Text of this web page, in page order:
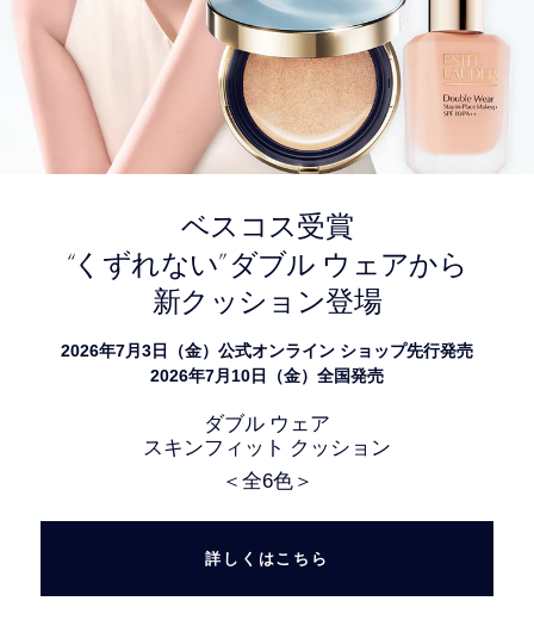
ベスコス受賞
“くずれない”ダブル ウェアから
新クッション登場
2026年7月3日（金）公式オンライン ショップ先行発売
2026年7月10日（金）全国発売
ダブル ウェア
スキンフィット クッション
＜全6色＞
詳しくはこちら